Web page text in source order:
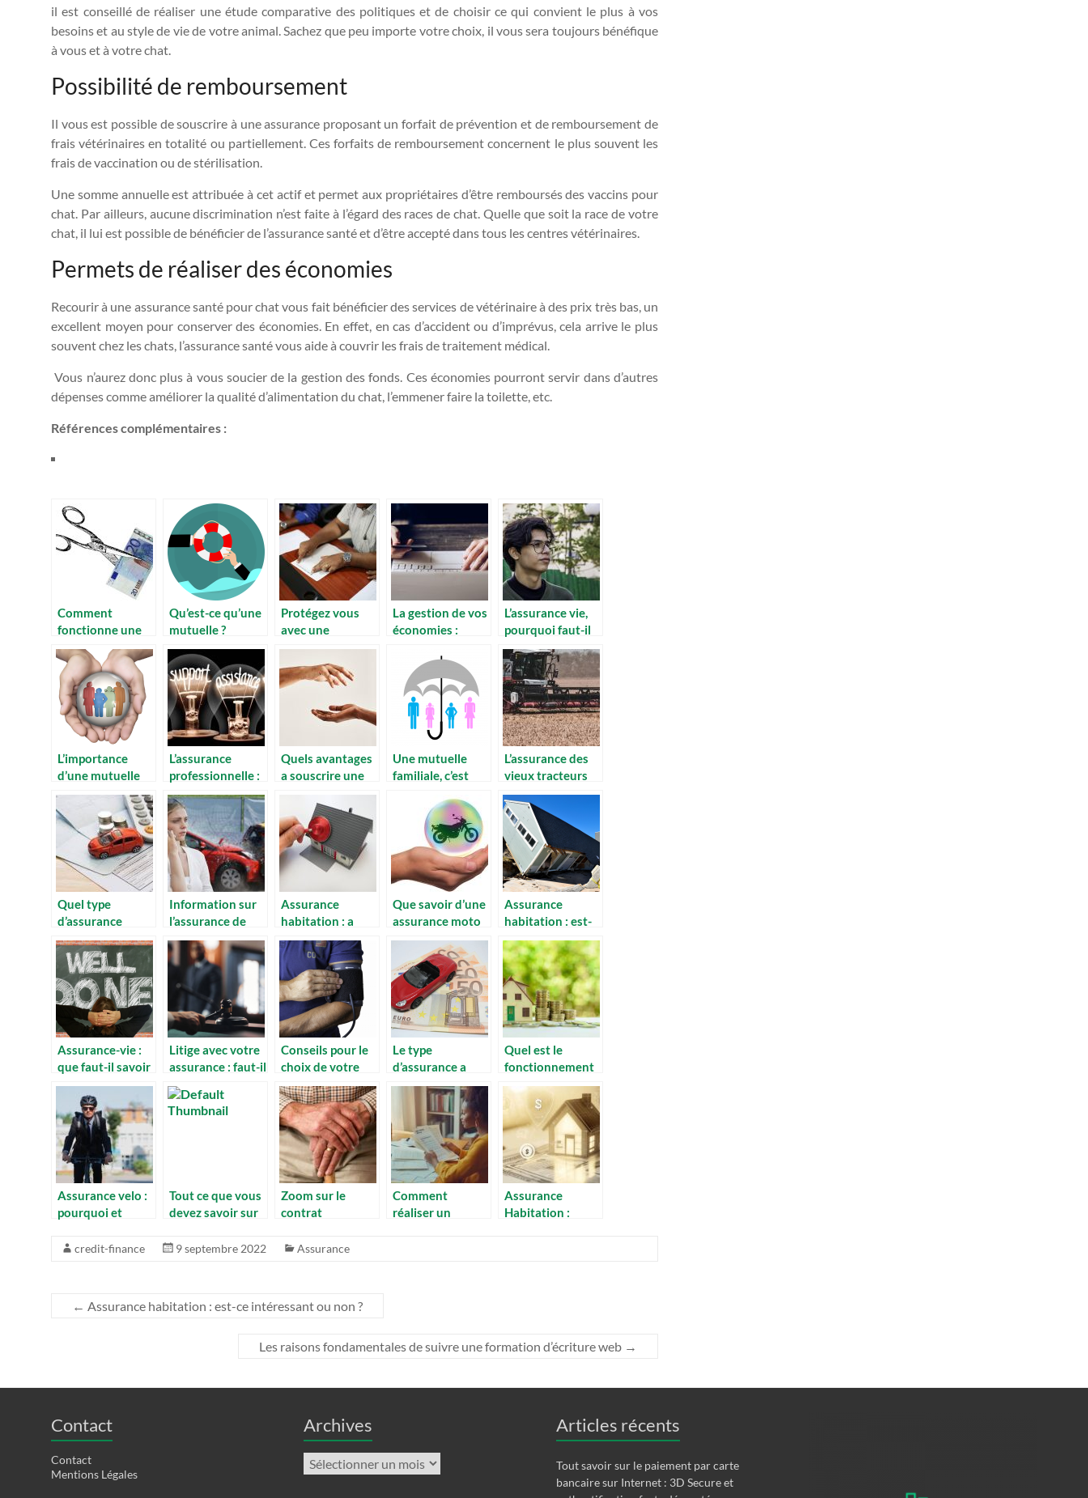
il est conseillé de réaliser une étude comparative des politiques et de choisir ce qui convient le plus à vos
besoins et au style de vie de votre animal. Sachez que peu importe votre choix, il vous sera toujours bénéfique
à vous et à votre chat.
Possibilité de remboursement
Il vous est possible de souscrire à une assurance proposant un forfait de prévention et de remboursement de
frais vétérinaires en totalité ou partiellement. Ces forfaits de remboursement concernent le plus souvent les
frais de vaccination ou de stérilisation.
Une somme annuelle est attribuée à cet actif et permet aux propriétaires d’être remboursés des vaccins pour
chat. Par ailleurs, aucune discrimination n’est faite à l’égard des races de chat. Quelle que soit la race de votre
chat, il lui est possible de bénéficier de l’assurance santé et d’être accepté dans tous les centres vétérinaires.
Permets de réaliser des économies
Recourir à une assurance santé pour chat vous fait bénéficier des services de vétérinaire à des prix très bas, un
excellent moyen pour conserver des économies. En effet, en cas d’accident ou d’imprévus, cela arrive le plus
souvent chez les chats, l’assurance santé vous aide à couvrir les frais de traitement médical.
Vous n’aurez donc plus à vous soucier de la gestion des fonds. Ces économies pourront servir dans d’autres
dépenses comme améliorer la qualité d’alimentation du chat, l’emmener faire la toilette, etc.
Références complémentaires :
Comment
fonctionne une
mutuelle santé
en France ?
Qu’est-ce qu’une
mutuelle ?
Pourquoi
intéresse t-elle
tant ?
Protégez vous
avec une
assurance : Le
pourquoi de son
importance
La gestion de vos
économies :
L’assurance vie,
pourquoi faut-il
absolument
souscrire ?
L’importance
d’une mutuelle
pour les centres
équestres
L’assurance
professionnelle :
A combien
estimez-vous
votre assurance
professionnelle ?
Quels avantages
a souscrire une
Une mutuelle
familiale, c’est
exactement ?
L’assurance des
vieux tracteurs
agricoles de
collection
Quel type
d’assurance
choisir pour sa
voiture ?
Information sur
l’assurance de
tous types de
vehicules.
Assurance
habitation : a
quoi ca sert ?
Que savoir d’une
assurance moto
collection
Assurance
habitation : est-
ce intéressant ou
non ?
Assurance-vie :
que faut-il savoir
sur le beneficiaire
Litige avec votre
assurance : faut-il
agir en justice ?
Conseils pour le
choix de votre
couverture de
sante.
Le type
d’assurance a
choisir pour sa
Quel est le
fonctionnement
de l’assurance
habitation
ecoresponsable ?
Assurance velo :
pourquoi et
souscrire ?
Tout ce que vous
devez savoir sur
Zoom sur le
contrat
senior
Comment
réaliser un
Assurance
Habitation :
credit-finance 9 septembre 2022 Assurance
← Assurance habitation : est-ce intéressant ou non ?
Les raisons fondamentales de suivre une formation d’écriture web →
Contact
Contact
Mentions Légales
Archives
Archives
Articles récents
Tout savoir sur le paiement par carte
bancaire sur Internet : 3D Secure et